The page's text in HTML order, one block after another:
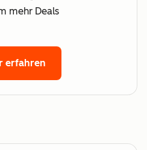
mehr Deals
erfahren